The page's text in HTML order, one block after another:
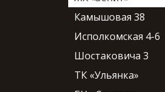
Камышовая 38
Исполкомская 4-6
Шостаковича 3
ТК «Ульянка»